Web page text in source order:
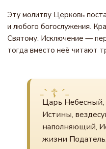
Эту молитву Церковь
и любого богослужения.
Святому. Исключение —
тогда вместо неё читают
Царь
Истины,
наполняющий,
жизни